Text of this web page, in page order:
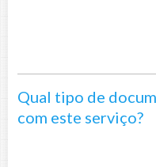
Qual tipo de
com este serviço?